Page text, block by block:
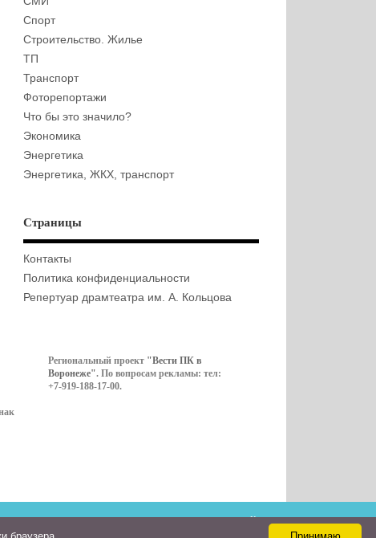
Спорт
Строительство. Жилье
ТП
Транспорт
Фоторепортажи
Что бы это значило?
Экономика
Энергетика
Энергетика, ЖКХ, транспорт
Страницы
Контакты
Политика конфиденциальности
Репертуар драмтеатра им. А. Кольцова
Региональный проект "Вести ПК в
Воронеже". По вопросам рекламы: тел:
+7-919-188-17-00.
Контакты